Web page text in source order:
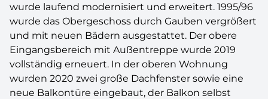
wurde laufend modernisiert und erweitert. 1995/96
wurde das Obergeschoss durch Gauben vergrößert
und mit neuen Bädern ausgestattet. Der obere
Eingangsbereich mit Außentreppe wurde 2019
vollständig erneuert. In der oberen Wohnung
wurden 2020 zwei große Dachfenster sowie eine
neue Balkontüre eingebaut, der Balkon selbst